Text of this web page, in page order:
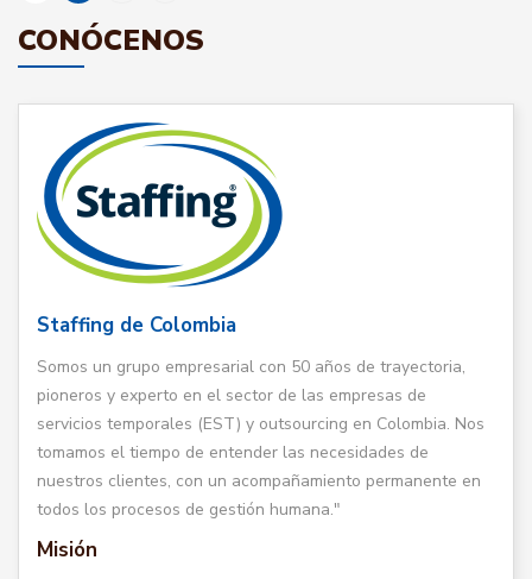
CONÓCENOS
Staffing de Colombia
Somos un grupo empresarial con 50 años de trayectoria,
pioneros y experto en el sector de las empresas de
servicios temporales (EST) y outsourcing en Colombia. Nos
tomamos el tiempo de entender las necesidades de
nuestros clientes, con un acompañamiento permanente en
todos los procesos de gestión humana."
Misión